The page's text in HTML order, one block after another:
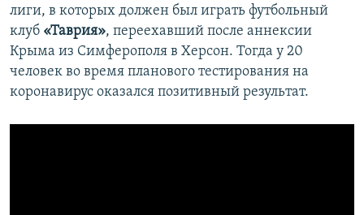
лиги, в которых должен был играть футбольный
клуб «Таврия», переехавший после аннексии
Крыма из Симферополя в Херсон. Тогда у 20
человек во время планового тестирования на
коронавирус оказался позитивный результат.